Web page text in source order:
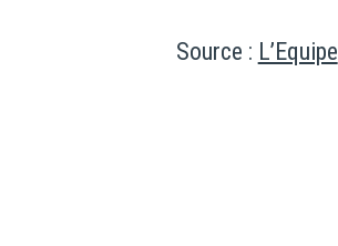
Source : L’Equipe